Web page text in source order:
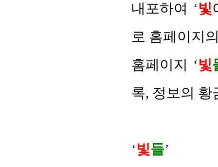
내포하여 ‘빛
로 홈페이지
홈페이지 ‘빛
록, 정보의 황
‘빛들’